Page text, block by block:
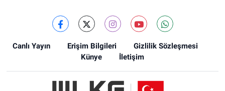
Canlı Yayın Erişim Bilgileri
Gizlilik Sözleşmesi
Künye
İletişim